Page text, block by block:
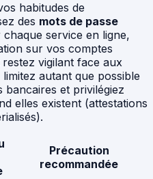
habitudes de
des mots de passe
chaque service en ligne,
sur vos comptes
vigilant face aux
autant que possible
bancaires et privilégiez
elles existent (attestations
Précaution
recommandée